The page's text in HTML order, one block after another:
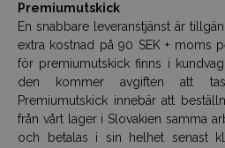
Premiumutskick
En snabbare leveranstjänst är
extra kostnad på 90 SEK + moms
för premiumutskick finns i
den kommer avgiften att
Premiumutskick innebär att
från vårt lager i Slovakien samma
och betalas i sin helhet senast